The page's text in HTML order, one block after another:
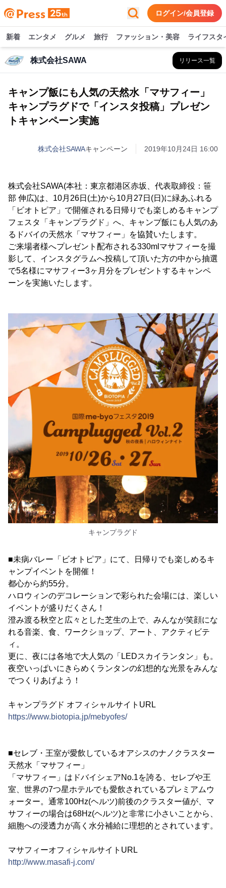
ログイン/会員登録
新着 エンタメ グルメ 旅行 ファッション・美容 ライフスタ
株式会社SAWA リリース一覧
キャンプ飯にも人気の天然水「マサフィー」
キャンプラグドで「インスタ投稿」プレゼン
トキャンペーン実施
株式会社SAWAキャンペーン 2019年10月24日 16:00
株式会社SAWA(本社：東京都港区赤坂、代表取締役：笹
部 伸広)は、10月26日(土)から10月27日(日)に緑あふれる
「ビオトピア」で開催される日帰りでも楽しめるキャンプ
フェスタ「キャンプラグド」へ、キャンプ飯にも人気のあ
るドバイの天然水「マサフィー」を協賛いたします。
ご来場者様へプレゼント配布される330mlマサフィーを撮
影して、インスタグラムへ投稿して頂いた方の中から抽選
で5名様にマサフィー3ヶ月分をプレゼントするキャンペ
ーンを実施いたします。
キャンプラグド
■未病バレー「ビオトピア」にて、日帰りでも楽しめるキ
ャンプイベントを開催！
都心から約55分。
ハロウィンのデコレーションで彩られた会場には、楽しい
イベントが盛りだくさん！
澄み渡る秋空と広々とした芝生の上で、みんなが笑顔にな
れる音楽、食、ワークショップ、アート、アクティビテ
ィ。
更に、夜には各地で大人気の「LEDスカイランタン」も。
夜空いっぱいにきらめくランタンの幻想的な光景をみんな
でつくりあげよう！
キャンプラグド オフィシャルサイトURL
https://www.biotopia.jp/mebyofes/
■セレブ・王室が愛飲しているオアシスのナノクラスター
天然水「マサフィー」
「マサフィー」はドバイシェアNo.1を誇る、セレブや王
室、世界の7つ星ホテルでも愛飲されているプレミアムウ
ォーター。通常100Hz(ヘルツ)前後のクラスター値が、マ
サフィーの場合は68Hz(ヘルツ)と非常に小さいことから、
細胞への浸透力が高く水分補給に理想的とされています。
マサフィーオフィシャルサイトURL
http://www.masafi-j.com/